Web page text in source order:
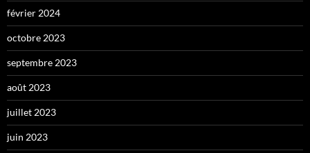
février 2024
octobre 2023
septembre 2023
août 2023
juillet 2023
juin 2023